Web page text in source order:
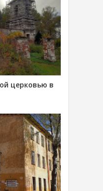
церковью в